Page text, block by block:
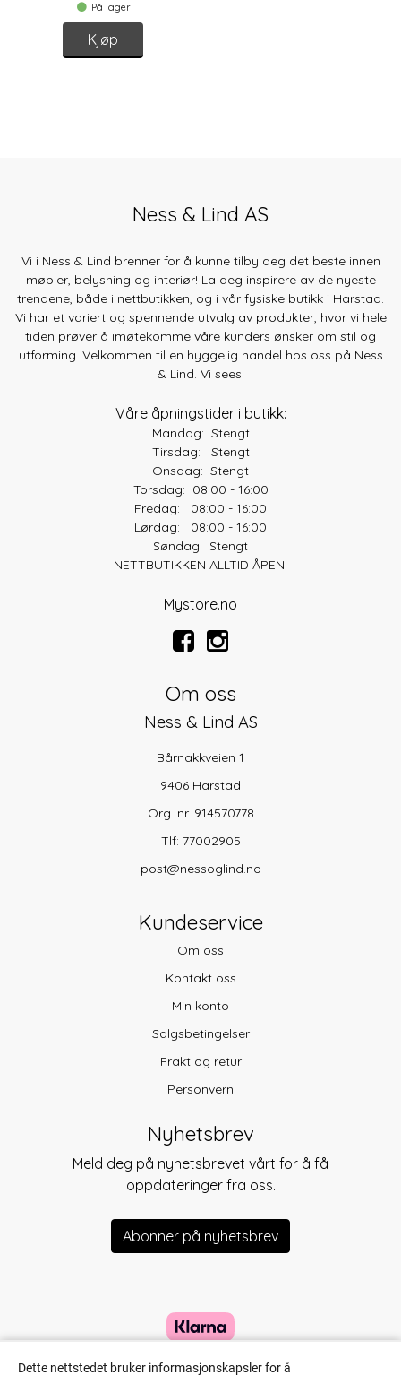
På lager
Kjøp
Ness & Lind AS
Vi i Ness & Lind brenner for å kunne tilby deg det beste innen
møbler, belysning og interiør! La deg inspirere av de nyeste
trendene, både i nettbutikken, og i vår fysiske butikk i Harstad.
Vi har et variert og spennende utvalg av produkter, hvor vi hele
tiden prøver å imøtekomme våre kunders ønsker om stil og
utforming. Velkommen til en hyggelig handel hos oss på Ness
& Lind. Vi sees!
Våre åpningstider i butikk:
Mandag: Stengt
Tirsdag: Stengt
Onsdag: Stengt
Torsdag: 08:00 - 16:00
Fredag: 08:00 - 16:00
Lørdag: 08:00 - 16:00
Søndag: Stengt
NETTBUTIKKEN ALLTID ÅPEN.
Mystore.no
Om oss
Ness & Lind AS
Bårnakkveien 1
9406 Harstad
Org. nr. 914570778
Tlf: 77002905
post@nessoglind.no
Kundeservice
Om oss
Kontakt oss
Min konto
Salgsbetingelser
Frakt og retur
Personvern
Nyhetsbrev
Meld deg på nyhetsbrevet vårt for å få
oppdateringer fra oss.
Abonner på nyhetsbrev
Dette nettstedet bruker informasjonskapsler for å